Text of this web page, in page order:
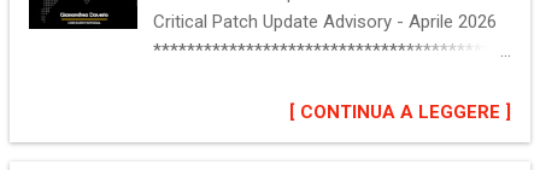
versions 23.4.0-23.26.2 Oracle E-Business
Suite, versions 12.2.3-12.2.15 Oracle
5.6.28 Oracle REST Data Services, versions
24.2.0-26.1.0 :: Impatto Denial of Service
Critical Patch Update Advisory - Aprile 2026
******************************************
problema Oracle ha rilasciato la Critical
Patch Update Aprile 2026. L'aggiornamento
[ CONTINUA A LEGGERE ]